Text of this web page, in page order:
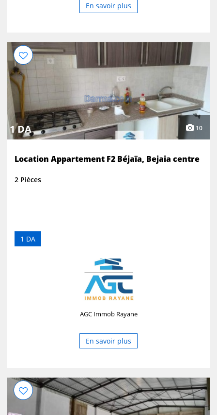
En savoir plus
1 DA 10
Location Appartement F2 Béjaïa, Bejaia centre
2 Pièces
1 DA
AGC Immob Rayane
En savoir plus